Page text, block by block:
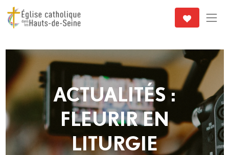
ACTUALITÉS :
FLEURIR EN
LITURGIE